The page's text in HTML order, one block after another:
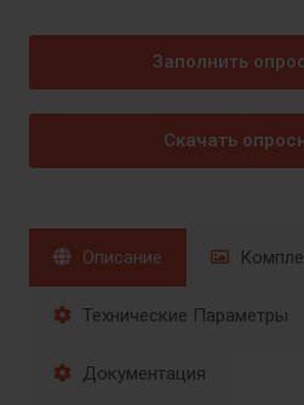
Заполнить
Скачать
Описание
Технические Параметры
Документация